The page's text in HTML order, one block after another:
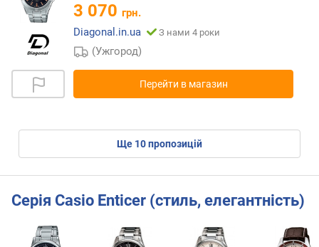
3 070 грн.
Diagonal.in.ua
З нами 4 роки
(Ужгород)
Перейти в магазин
ще 10пропозицій
Серія Casio Enticer (стиль, елегантність)